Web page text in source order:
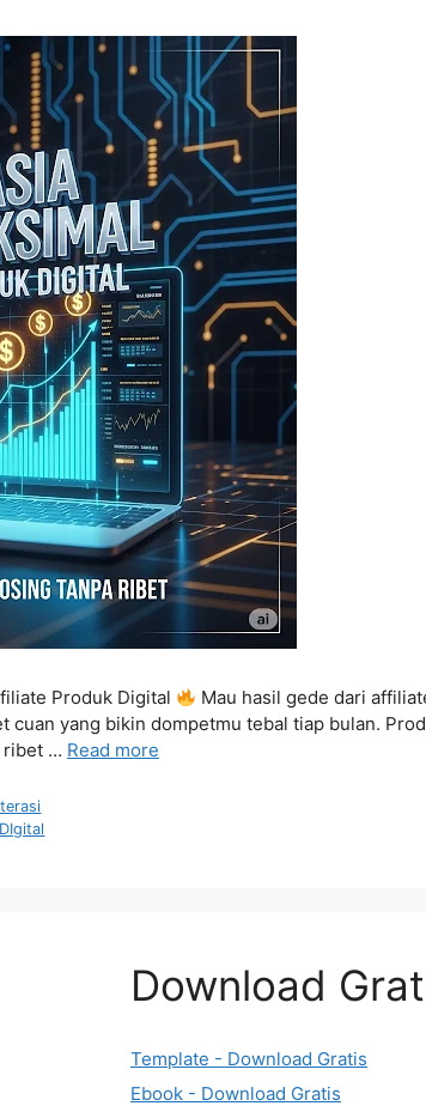
Produk Digital
Mau hasil gede dari
cuan yang bikin dompetmu tebal tiap bulan.
ribet … Read more
Download
Template - Download Gratis
Ebook - Download Gratis